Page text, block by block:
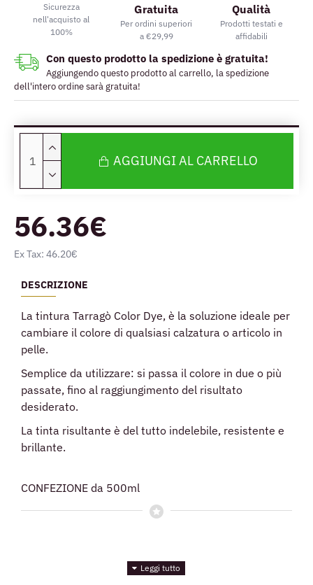
Sicurezza
nell'acquisto al
100%
Gratuita
Per ordini superiori
a €29,99
Qualità
Prodotti testati e
affidabili
Con questo prodotto la spedizione è gratuita!
Aggiungendo questo prodotto al carrello, la spedizione
dell'intero ordine sarà gratuita!
56.36€
Ex Tax: 46.20€
AGGIUNGI AL CARRELLO
DESCRIZIONE
La tintura Tarragò Color Dye, è la soluzione ideale per
cambiare il colore di qualsiasi calzatura o articolo in
pelle.
Semplice da utilizzare: si passa il colore in due o più
passate, fino al raggiungimento del risultato
desiderato.
La tinta risultante è del tutto indelebile, resistente e
brillante.
CONFEZIONE da 500ml